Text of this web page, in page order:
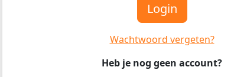
Login
Wachtwoord vergeten?
Heb je nog geen account?